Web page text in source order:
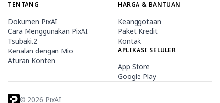
TENTANG
Dokumen PixAI
Cara Menggunakan PixAI
Tsubaki.2
Kenalan dengan Mio
Aturan Konten
HARGA & BANTUAN
Keanggotaan
Paket Kredit
Kontak
APLIKASI SELULER
App Store
Google Play
© 2026 PixAI